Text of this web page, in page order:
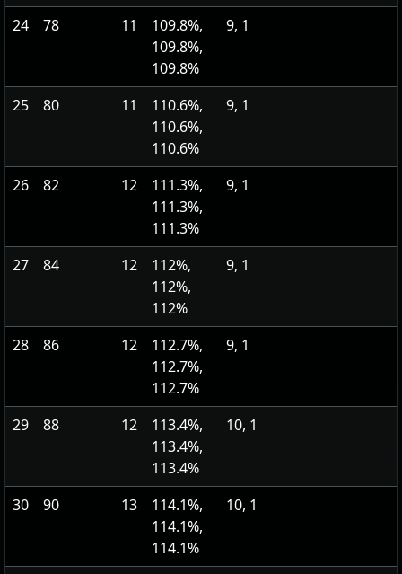
24 78 11
109.8%,
109.8%,
109.8%
9, 1
25 80 11
110.6%,
110.6%,
110.6%
9, 1
26 82 12
111.3%,
111.3%,
111.3%
9, 1
27 84 12
112%,
112%,
112%
9, 1
28 86 12
112.7%,
112.7%,
112.7%
9, 1
29 88 12
113.4%,
113.4%,
113.4%
10, 1
30 90 13
114.1%,
114.1%,
114.1%
10, 1